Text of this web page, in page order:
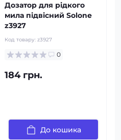
Дозатор для рідкого
мила підвісний Solone
z3927
Код товару: z3927
0
184 грн.
До кошика